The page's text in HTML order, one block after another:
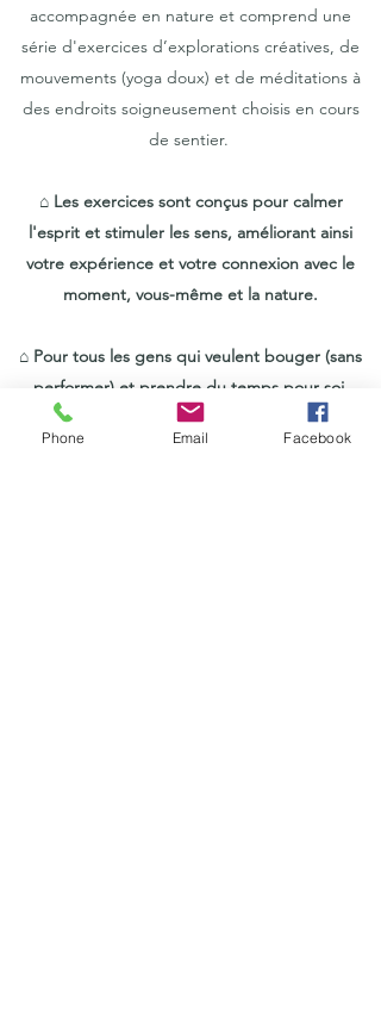
accompagnée en nature et comprend une
série d'exercices d’explorations créatives, de
mouvements (yoga doux) et de méditations à
des endroits soigneusement choisis en cours
de sentier.
⌂ Les exercices sont conçus pour calmer
l'esprit et stimuler les sens, améliorant ainsi
votre expérience et votre connexion avec le
moment, vous-même et la nature.
⌂ Pour tous les gens qui veulent bouger (sans
performer) et prendre du temps pour soi,
découvrir de nouveaux endroits en nature tout
en se connectant au moment présent;
Phone Email Facebook